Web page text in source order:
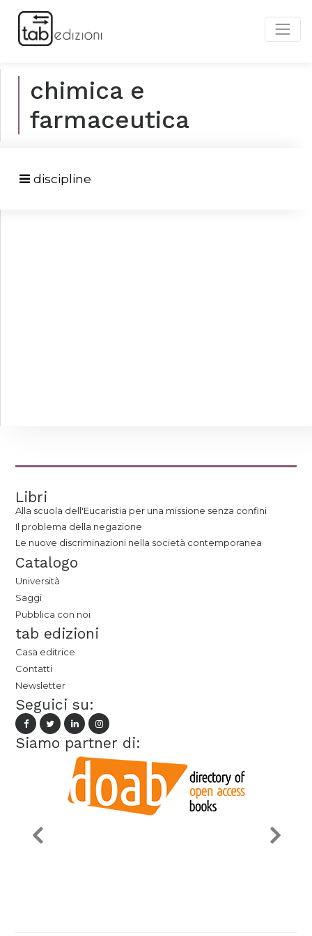
chimica e
farmaceutica
discipline
Libri
Alla scuola dell'Eucaristia per una missione senza confini
Il problema della negazione
Le nuove discriminazioni nella società contemporanea
Catalogo
Università
Saggi
Pubblica con noi
tab edizioni
Casa editrice
Contatti
Newsletter
Seguici su:
Siamo partner di: